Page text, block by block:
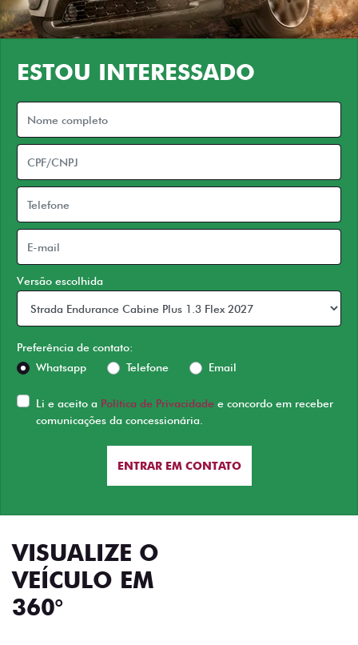
ESTOU INTERESSADO
Versão escolhida
Preferência de contato:
Whatsapp
Telefone Email
Li e aceito a Política de Privacidade e concordo em receber
comunicações da concessionária.
ENTRAR EM CONTATO
VISUALIZE O
VEÍCULO EM
360°